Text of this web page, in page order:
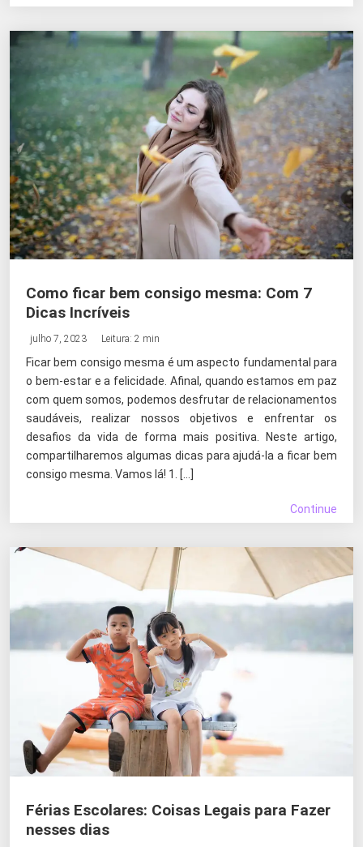
Como ficar bem consigo mesma: Com 7
Dicas Incríveis
julho 7, 2023 Leitura: 2 min
Ficar bem consigo mesma é um aspecto fundamental para
o bem-estar e a felicidade. Afinal, quando estamos em paz
com quem somos, podemos desfrutar de relacionamentos
saudáveis, realizar nossos objetivos e enfrentar os
desafios da vida de forma mais positiva. Neste artigo,
compartilharemos algumas dicas para ajudá-la a ficar bem
consigo mesma. Vamos lá! 1. […]
Continue
Férias Escolares: Coisas Legais para Fazer
nesses dias